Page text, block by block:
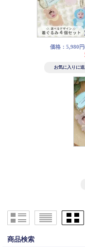
価格：5,980
商品検索